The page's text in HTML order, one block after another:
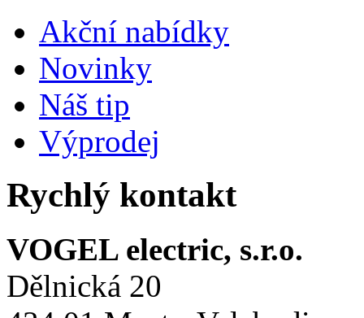
Akční nabídky
Novinky
Náš tip
Výprodej
Rychlý kontakt
VOGEL electric, s.r.o.
Dělnická 20